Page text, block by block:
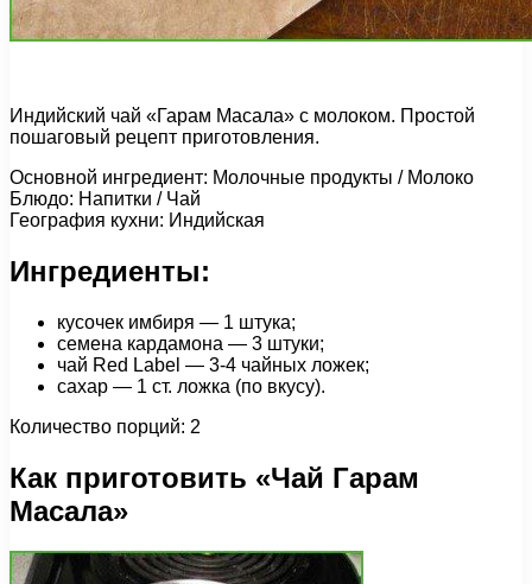
Индийский чай «Гарам Масала» с молоком. Простой
пошаговый рецепт приготовления.
Основной ингредиент: Молочные продукты / Молоко
Блюдо: Напитки / Чай
География кухни: Индийская
Ингредиенты:
кусочек имбиря — 1 штука;
семена кардамона — 3 штуки;
чай Red Label — 3-4 чайных ложек;
сахар — 1 cт. ложка (по вкусу).
Количество порций: 2
Как приготовить «Чай Гарам
Масала»